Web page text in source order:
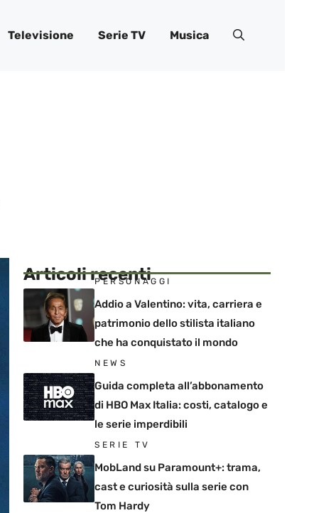
Televisione Serie TV Musica
Articoli recenti
PERSONAGGI
Addio a Valentino: vita, carriera e
patrimonio dello stilista italiano
che ha conquistato il mondo
NEWS
Guida completa all’abbonamento
di HBO Max Italia: costi, catalogo e
le serie imperdibili
SERIE TV
MobLand su Paramount+: trama,
cast e curiosità sulla serie con
Tom Hardy